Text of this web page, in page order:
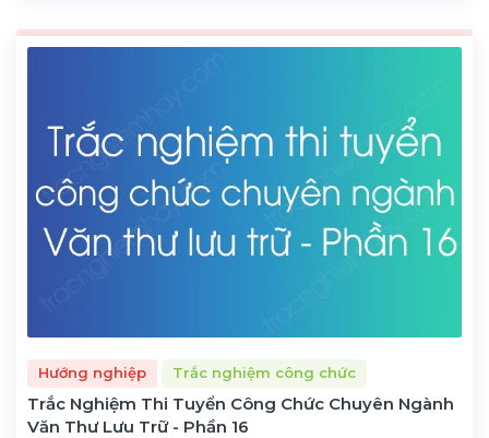
Hướng nghiệp Trắc nghiệm công chức
Trắc Nghiệm Thi Tuyển Công Chức Chuyên Ngành
Văn Thư Lưu Trữ - Phần 16